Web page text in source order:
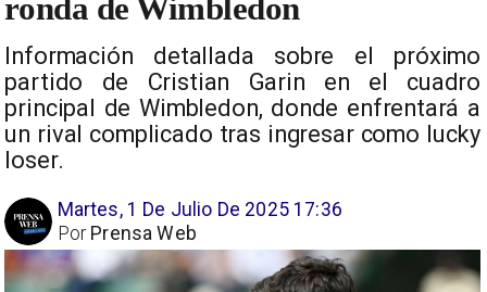
ronda de Wimbledon
Información detallada sobre el próximo
partido de Cristian Garin en el cuadro
principal de Wimbledon, donde enfrentará a
un rival complicado tras ingresar como lucky
loser.
Martes, 1 De Julio De 2025 17:36
Prensa Web
Por